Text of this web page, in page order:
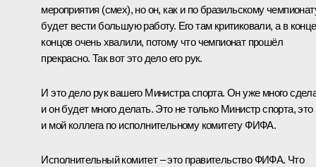
мероприятия (смех), но он, как и по бразильскому
будет вести большую работу. Его там критиковали, а в конце
концов очень хвалили, потому что чемпионат прошёл
прекрасно. Так вот это дело его рук.
И это дело рук вашего Министра спорта. Он уже много
и он будет много делать. Это не только Министр спорта, это
и мой коллега по исполнительному комитету ФИФА.
Исполнительный комитет – это правительство ФИФА. Что